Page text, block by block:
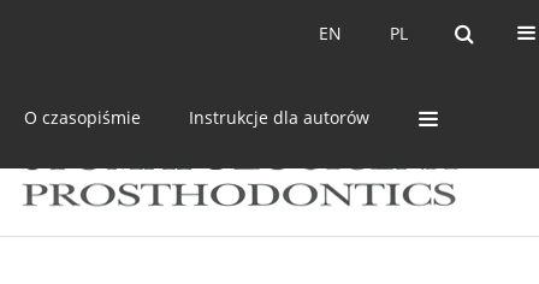
PL
EN PL
EN
O czasopiśmie Instrukcje dla autorów